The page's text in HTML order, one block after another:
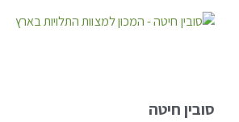
סובין חיטה